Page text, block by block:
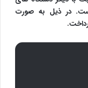
در ذیل به صورت